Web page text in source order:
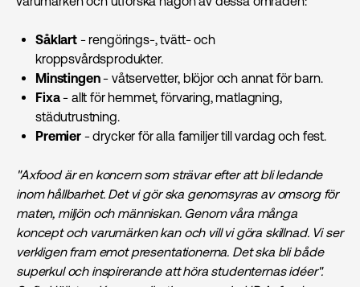
Såklart- rengörings-, tvätt- och
kroppsvårdsprodukter.
Minstingen- våtservetter, blöjor och annat för barn.
Fixa- allt för hemmet, förvaring, matlagning,
städutrustning.
Premier- drycker för alla familjer till vardag och fest.
"Axfood är en koncern som strävar efter att bli ledande
inom hållbarhet. Det vi gör ska genomsyras av omsorg för
maten, miljön och människan. Genom våra många
koncept och varumärken kan och vill vi göra skillnad. Vi ser
verkligen fram emot presentationerna. Det ska bli både
superkul och inspirerande att höra studenternas idéer".